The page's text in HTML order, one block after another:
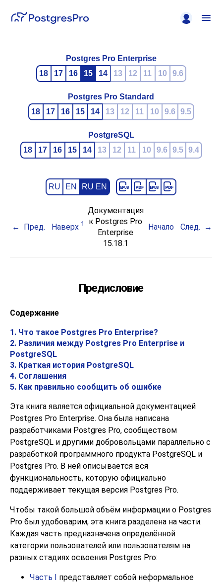
Postgres Pro Enterprise
18
17 16 15 14 13 12 11 10 9.6
Postgres Pro Standard
18
17 16 15 14 13 12 11 10 9.6 9.5
PostgreSQL
18
17 16 15 14 13 12 11 10 9.6 9.5 9.4
RU EN RU EN
Пред. Наверх
Документация
к Postgres Pro
Enterprise
15.18.1
Начало След.
Предисловие
Содержание
1. Что такое Postgres Pro Enterprise?
2. Различия между Postgres Pro Enterprise и
PostgreSQL
3. Краткая история PostgreSQL
4. Соглашения
5. Как правильно сообщить об ошибке
Эта книга является официальной документацией
Postgres Pro Enterprise. Она была написана
разработчиками Postgres Pro, сообществом
PostgreSQL и другими добровольцами параллельно с
разработкой программного продукта PostgreSQL и
Postgres Pro. В ней описывается вся
функциональность, которую официально
поддерживает текущая версия Postgres Pro.
Чтобы такой большой объём информации о Postgres
Pro был удобоварим, эта книга разделена на части.
Каждая часть предназначена определённой
категории пользователей или пользователям на
разных стадиях освоения Postgres Pro:
Часть I представляет собой неформальное